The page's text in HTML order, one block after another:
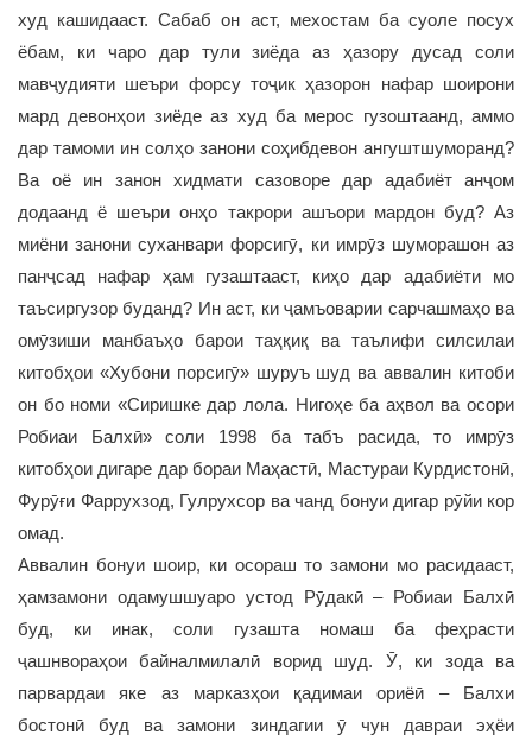
худ кашидааст. Сабаб он аст, мехостам ба суоле посух
ёбам, ки чаро дар тули зиёда аз ҳазору дусад соли
мавҷудияти шеъри форсу тоҷик ҳазорон нафар шоирони
мард девонҳои зиёде аз худ ба мерос гузоштаанд, аммо
дар тамоми ин солҳо занони соҳибдевон ангуштшуморанд?
Ва оё ин занон хидмати сазоворе дар адабиёт анҷом
додаанд ё шеъри онҳо такрори ашъори мардон буд? Аз
миёни занони суханвари форсигӯ, ки имрӯз шуморашон аз
панҷсад нафар ҳам гузаштааст, киҳо дар адабиёти мо
таъсиргузор буданд? Ин аст, ки ҷамъоварии сарчашмаҳо ва
омӯзиши манбаъҳо барои таҳқиқ ва таълифи силсилаи
китобҳои «Хубони порсигӯ» шуруъ шуд ва аввалин китоби
он бо номи «Сиришке дар лола. Нигоҳе ба аҳвол ва осори
Робиаи Балхӣ» соли 1998 ба табъ расида, то имрӯз
китобҳои дигаре дар бораи Маҳастӣ, Мастураи Курдистонӣ,
Фурӯғи Фаррухзод, Гулрухсор ва чанд бонуи дигар рӯйи кор
омад.
Аввалин бонуи шоир, ки осораш то замони мо расидааст,
ҳамзамони одамушшуаро устод Рӯдакӣ – Робиаи Балхӣ
буд, ки инак, соли гузашта номаш ба феҳрасти
ҷашнвораҳои байналмилалӣ ворид шуд. Ӯ, ки зода ва
парвардаи яке аз марказҳои қадимаи ориёӣ – Балхи
бостонӣ буд ва замони зиндагии ӯ чун давраи эҳёи